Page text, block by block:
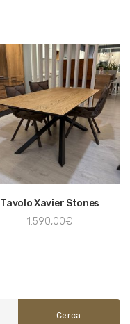
Tavolo Xavier Stones
1.590,00€
Cerca